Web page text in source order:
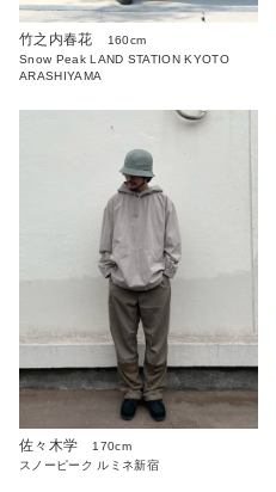
竹之内春花
160cm
Snow Peak LAND STATION KYOTO
ARASHIYAMA
佐々木学
170cm
スノーピーク ルミネ新宿